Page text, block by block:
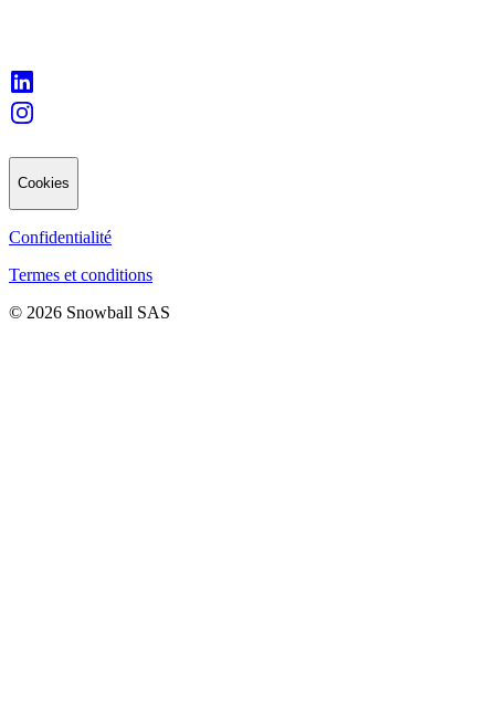
Cookies
Confidentialité
Termes et conditions
© 2026 Snowball SAS